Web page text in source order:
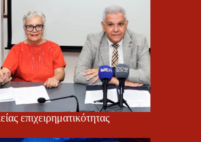
επιχειρηματικότητας